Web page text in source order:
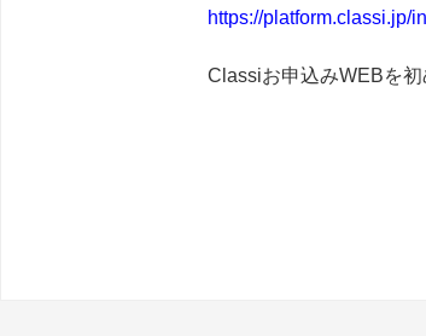
https://platform.classi.jp/
Classiお申込みWEBを